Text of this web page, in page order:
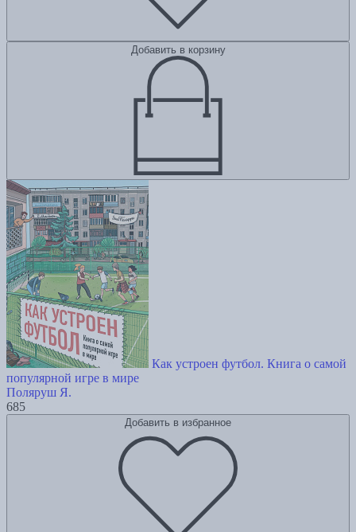
Добавить в корзину
Как устроен футбол. Книга о самой
популярной игре в мире
Поляруш Я.
685
Добавить в избранное